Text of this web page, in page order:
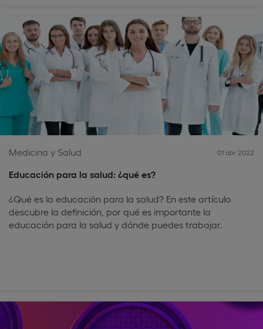
Medicina y Salud 01 abr 2022
Educación para la salud: ¿qué es?
¿Qué es la educación para la salud? En este artículo
descubre la definición, por qué es importante la
educación para la salud y dónde puedes trabajar.